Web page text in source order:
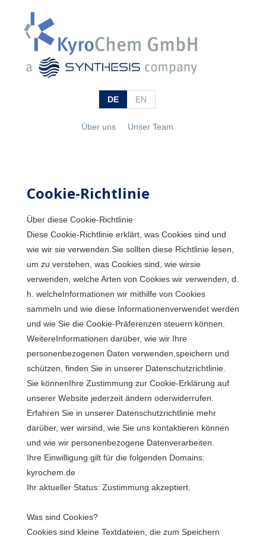
DE EN
Über uns Unser Team
Cookie-Richtlinie
Über diese Cookie-Richtlinie
Diese Cookie-Richtlinie erklärt, was Cookies sind und
wie wir sie verwenden.Sie sollten diese Richtlinie lesen,
um zu verstehen, was Cookies sind, wie wirsie
verwenden, welche Arten von Cookies wir verwenden, d.
h. welcheInformationen wir mithilfe von Cookies
sammeln und wie diese Informationenverwendet werden
und wie Sie die Cookie-Präferenzen steuern können.
WeitereInformationen darüber, wie wir Ihre
personenbezogenen Daten verwenden,speichern und
schützen, finden Sie in unserer Datenschutzrichtlinie.
Sie könnenIhre Zustimmung zur Cookie-Erklärung auf
unserer Website jederzeit ändern oderwiderrufen.
Erfahren Sie in unserer Datenschutzrichtlinie mehr
darüber, wer wirsind, wie Sie uns kontaktieren können
und wie wir personenbezogene Datenverarbeiten.
Ihre Einwilligung gilt für die folgenden Domains:
kyrochem.de
‍Ihr aktueller Status: Zustimmung akzeptiert.
Was sind Cookies?
Cookies sind kleine Textdateien, die zum Speichern